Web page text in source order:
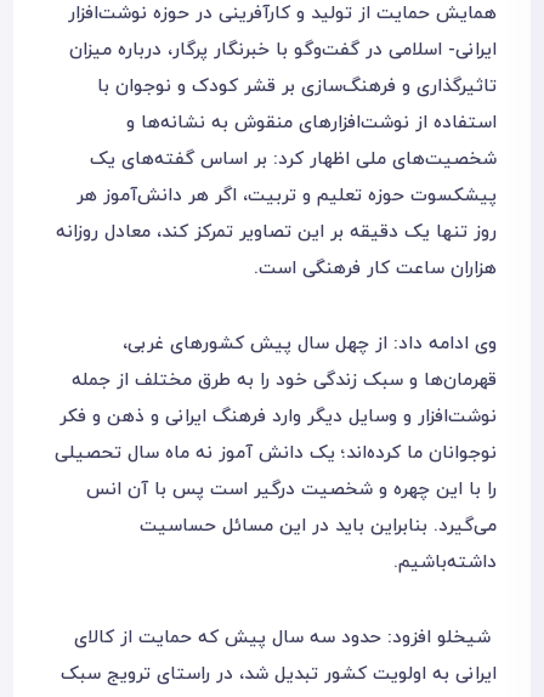
همایش حمایت از تولید و کارآفرینی در حوزه نوشت‌‌افزار
ایرانی- اسلامی در گفت‌وگو با خبرنگار پرگار، درباره میزان
تاثیر‌گذاری و فرهنگ‌‌سازی بر قشر کودک و نوجوان با
استفاده از نوشت‌‌افزارهای منقوش به نشانه‌‌ها و
شخصیت‌‌های ملی اظهار کرد: بر اساس گفته‌های یک
پیشکسوت حوزه تعلیم و تربیت، اگر هر دانش‌آموز هر
روز تنها یک دقیقه بر این تصاویر تمرکز کند، معادل روزانه
هزاران ساعت کار فرهنگی است.
وی ادامه داد: از چهل سال پیش کشورهای غربی،
قهرمان‌‌ها و سبک زندگی خود را به طرق مختلف از جمله
نوشت‌‌افزار و وسایل دیگر وارد فرهنگ ایرانی و ذهن و فکر
نوجوانان ما کرده‌‌اند؛ یک دانش آموز نه ماه سال تحصیلی
را با این چهره و شخصیت درگیر است پس با آن انس
می‌گیرد. بنابراین باید در این مسائل حساسیت
داشته‌باشیم.
شیخلو افزود: حدود سه سال پیش که حمایت از کالای
ایرانی به اولویت کشور تبدیل شد، در راستای ترویج سبک